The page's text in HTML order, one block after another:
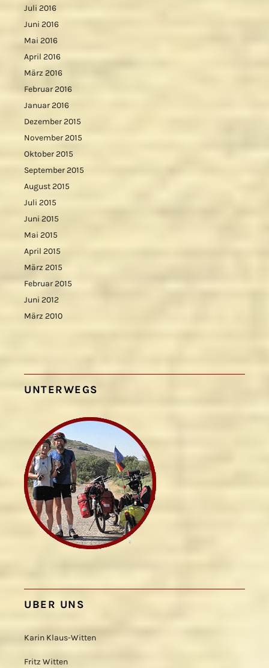
Juli 2016
Juni 2016
Mai 2016
April 2016
März 2016
Februar 2016
Januar 2016
Dezember 2015
November 2015
Oktober 2015
September 2015
August 2015
Juli 2015
Juni 2015
Mai 2015
April 2015
März 2015
Februar 2015
Juni 2012
März 2010
UNTERWEGS
UBER UNS
Karin Klaus-Witten
Fritz Witten